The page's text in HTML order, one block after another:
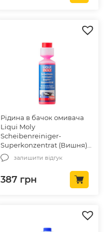
Рідина в бачок омивача
Liqui Moly
Scheibenreiniger-
Superkonzentrat (Вишня)
0.25л (21706-lm)
залишити відгук
387 грн